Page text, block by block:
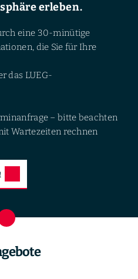
erleben.
eine 30-minütige
die Sie für Ihre
das LUEG-
– bitte beachten
Wartezeiten rechnen